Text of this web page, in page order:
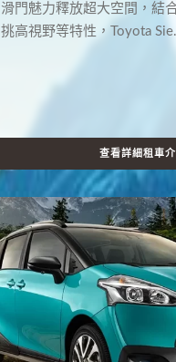
滑門魅力釋放超大空間，結
挑高視野等特性，Toyota
查看詳細租車